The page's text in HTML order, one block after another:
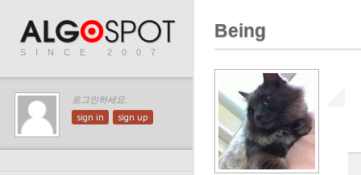
SINCE 2007
로그인하세요.
sign in sign up
Being